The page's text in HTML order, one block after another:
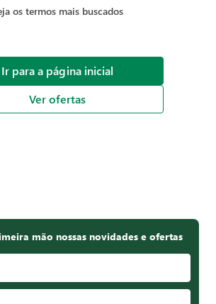
os termos mais buscados
Ir para a página inicial
Ver ofertas
mão nossas novidades e ofertas